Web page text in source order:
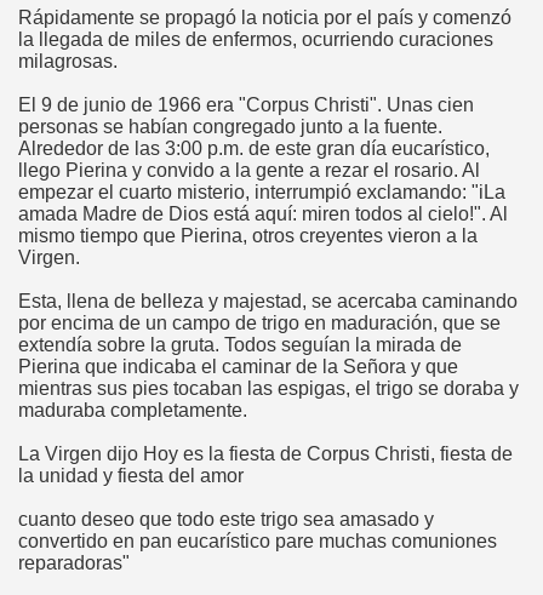
Rápidamente se propagó la noticia por el país y comenzó
la llegada de miles de enfermos, ocurriendo curaciones
milagrosas.
El 9 de junio de 1966 era "Corpus Christi". Unas cien
personas se habían congregado junto a la fuente.
Alrededor de las 3:00 p.m. de este gran día eucarístico,
llego Pierina y convido a la gente a rezar el rosario. Al
empezar el cuarto misterio, interrumpió exclamando: "iLa
amada Madre de Dios está aquí: miren todos al cielo!". Al
mismo tiempo que Pierina, otros creyentes vieron a la
Virgen.
Esta, llena de belleza y majestad, se acercaba caminando
por encima de un campo de trigo en maduración, que se
extendía sobre la gruta. Todos seguían la mirada de
Pierina que indicaba el caminar de la Señora y que
mientras sus pies tocaban las espigas, el trigo se doraba y
maduraba completamente.
La Virgen dijo Hoy es la fiesta de Corpus Christi, fiesta de
la unidad y fiesta del amor
cuanto deseo que todo este trigo sea amasado y
convertido en pan eucarístico pare muchas comuniones
reparadoras"